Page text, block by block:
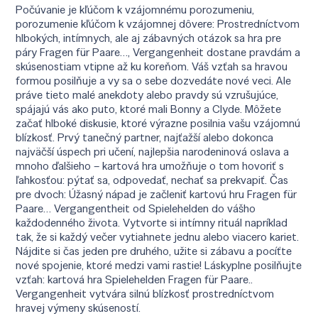
Počúvanie je kľúčom k vzájomnému porozumeniu,
porozumenie kľúčom k vzájomnej dôvere: Prostredníctvom
hlbokých, intímnych, ale aj zábavných otázok sa hra pre
páry Fragen für Paare…, Vergangenheit dostane pravdám a
skúsenostiam vtipne až ku koreňom. Váš vzťah sa hravou
formou posilňuje a vy sa o sebe dozvedáte nové veci. Ale
práve tieto malé anekdoty alebo pravdy sú vzrušujúce,
spájajú vás ako puto, ktoré mali Bonny a Clyde. Môžete
začať hlboké diskusie, ktoré výrazne posilnia vašu vzájomnú
blízkosť. Prvý tanečný partner, najťažší alebo dokonca
najväčší úspech pri učení, najlepšia narodeninová oslava a
mnoho ďalšieho – kartová hra umožňuje o tom hovoriť s
ľahkosťou: pýtať sa, odpovedať, nechať sa prekvapiť. Čas
pre dvoch: Úžasný nápad je začleniť kartovú hru Fragen für
Paare… Vergangentheit od Spielehelden do vášho
každodenného života. Vytvorte si intímny rituál napríklad
tak, že si každý večer vytiahnete jednu alebo viacero kariet.
Nájdite si čas jeden pre druhého, užite si zábavu a pocíťte
nové spojenie, ktoré medzi vami rastie! Láskyplne posilňujte
vzťah: kartová hra Spielehelden Fragen für Paare..
Vergangenheit vytvára silnú blízkosť prostredníctvom
hravej výmeny skúseností.